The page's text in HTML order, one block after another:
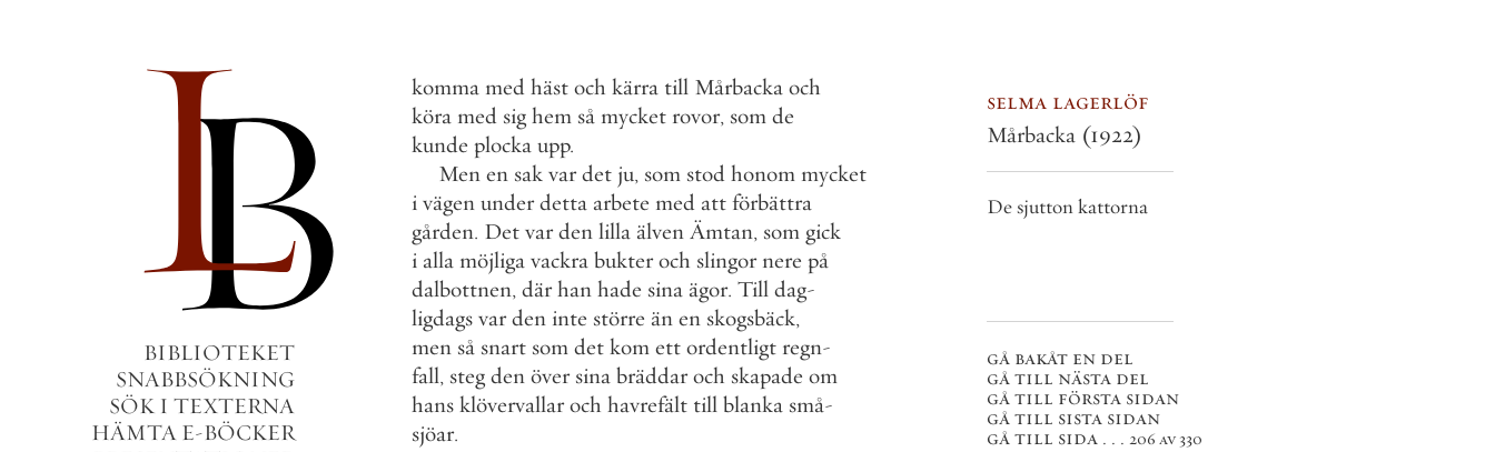
BIBLIOTEKET
SNABBSÖKNING
SÖK I TEXTERNA
HÄMTA E-BÖCKER
komma med häst och kärra till Mårbacka och
köra med sig hem så mycket rovor, som de
kunde plocka upp.
Men en sak var det ju, som stod honom mycket
i vägen under detta arbete med att förbättra
gården. Det var den lilla älven Ämtan, som gick
i alla möjliga vackra bukter och slingor nere på
dalbottnen, där han hade sina ägor. Till dag-
ligdags var den inte större än en skogsbäck,
men så snart som det kom ett ordentligt regn-
fall, steg den över sina bräddar och skapade om
hans klövervallar och havrefält till blanka små-
sjöar.
selma lagerlöf
Mårbacka (1922)
De sjutton kattorna
gå bakåt en del
gå till nästa del
gå till första sidan
gå till sista sidan
gå till sida . . . 206 av 330